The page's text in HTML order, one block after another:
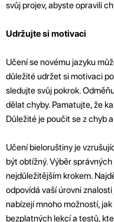
svůj projev, abyste opravili
Udržujte si motivaci
Učení se novému jazyku
důležité udržet si motivaci
sledujte svůj pokrok.
dělat chyby. Pamatujte, že
Důležité je poučit se z chyb
Učení bieloruštiny je
být obtížný. Výběr
nejdůležitějším krokem.
odpovídá vaší úrovni
nabízejí mnoho možností,
bezplatných lekcí a testů,